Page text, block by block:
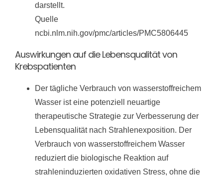
darstellt.
Quelle
ncbi.nlm.nih.gov/pmc/articles/PMC5806445
Auswirkungen auf die Lebensqualität von
Krebspatienten
Der tägliche Verbrauch von wasserstoffreichem
Wasser ist eine potenziell neuartige
therapeutische Strategie zur Verbesserung der
Lebensqualität nach Strahlenexposition. Der
Verbrauch von wasserstoffreichem Wasser
reduziert die biologische Reaktion auf
strahleninduzierten oxidativen Stress, ohne die